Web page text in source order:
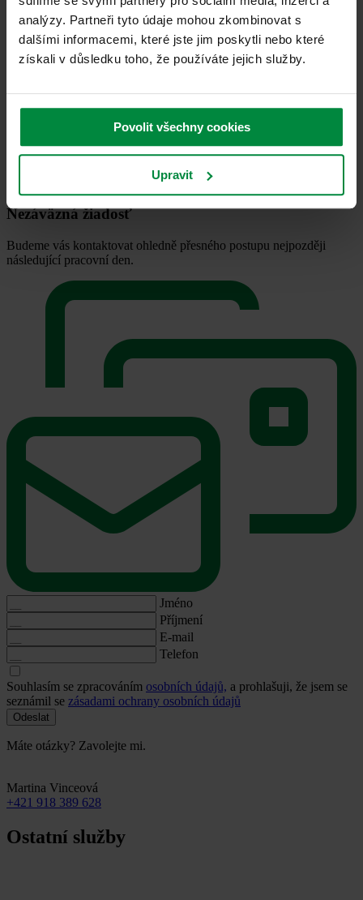
analýzy. Partneři tyto údaje mohou zkombinovat s
dalšími informacemi, které jste jim poskytli nebo které
získali v důsledku toho, že používáte jejich služby.
Povolit všechny cookies
Upravit
Jste připraveni podnikat v Německu?
Získejte Freistellung a fakturujte bez
zbytečných srážek
Máte otázky? Zavolejte mi.
Nezáväzná žiadosť
Budeme vás kontaktovat ohledně přesného postupu nejpozději
následující pracovní den.
Jméno
Příjmení
E-mail
Telefon
Souhlasím se zpracováním osobních údajů, a prohlašuji, že jsem se
seznámil se zásadami ochrany osobních údajů
Odeslat
Máte otázky? Zavolejte mi.
Martina Vinceová
+421 918 389 628
Ostatní služby